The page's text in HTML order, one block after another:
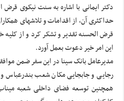
دکتر ایمانی با اشاره به سنت نیکوی
حداکثری آن، از اقدامات و تلاشهای
قرض الحسنه تقدیر و تشکر کرد و از
این امر خیر دعوت بعمل آورد.
مدیرعامل بانک سینا در این سفر ضمن
رجایی و جابجایی مکان شعب بندرعباس و
همچنین توسعه فضای داخلی شعبه